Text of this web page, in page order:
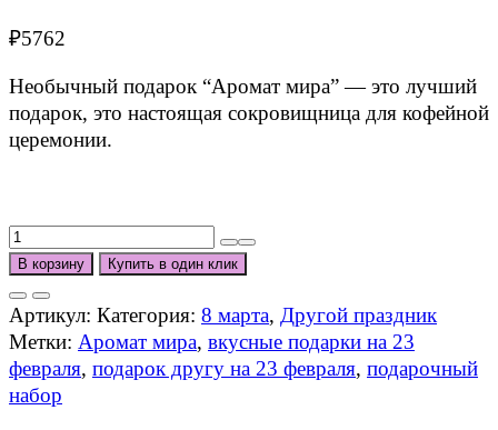
₽5762
Необычный подарок “Аромат мира” — это лучший
подарок, это настоящая сокровищница для кофейной
церемонии.
Количество
товара
Аромат
мира
В корзину Купить в один клик
Артикул: Категория: 8 марта, Другой праздник
Метки: Аромат мира, вкусные подарки на 23
февраля, подарок другу на 23 февраля, подарочный
набор